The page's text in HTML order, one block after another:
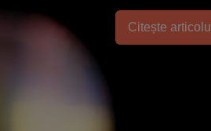
Citește articolul